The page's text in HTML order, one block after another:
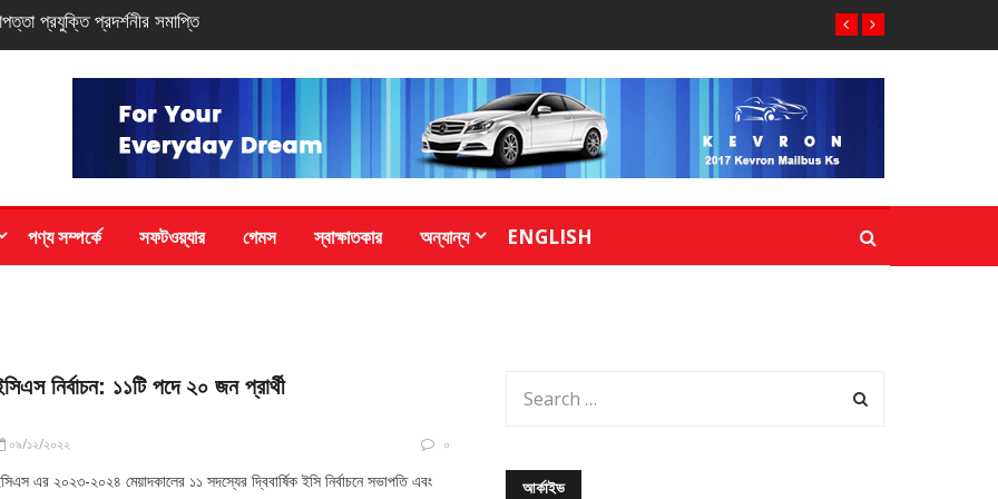
সিরিজ স্মার্টফোন
পণ্য সম্পর্কে সফটওয়্যার গেমস স্বাক্ষাতকার অন্যান্য ENGLISH
নির্বাচন: ১১টি পদে ২০ জন প্রার্থী
০৯/১২/২০২২ ০
এর ২০২৩-২০২৪ মেয়াদকালের ১১ সদস্যের দ্বিবার্ষিক ইসি নির্বাচনে সভাপতি এবং
আর্কাইভ